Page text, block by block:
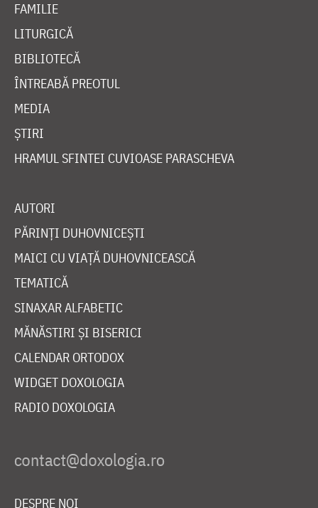
FAMILIE
LITURGICĂ
BIBLIOTECĂ
ÎNTREABĂ PREOTUL
MEDIA
ȘTIRI
HRAMUL SFINTEI CUVIOASE PARASCHEVA
AUTORI
PĂRINȚI DUHOVNICEȘTI
MAICI CU VIAȚĂ DUHOVNICEASCĂ
TEMATICĂ
SINAXAR ALFABETIC
MĂNĂSTIRI ȘI BISERICI
CALENDAR ORTODOX
WIDGET DOXOLOGIA
RADIO DOXOLOGIA
DESPRE NOI